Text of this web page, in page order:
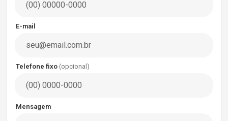
E-mail
Telefone fixo (opcional)
Mensagem